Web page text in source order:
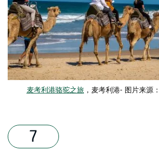
麦考利港骆驼之旅，麦考利港- 图片来源